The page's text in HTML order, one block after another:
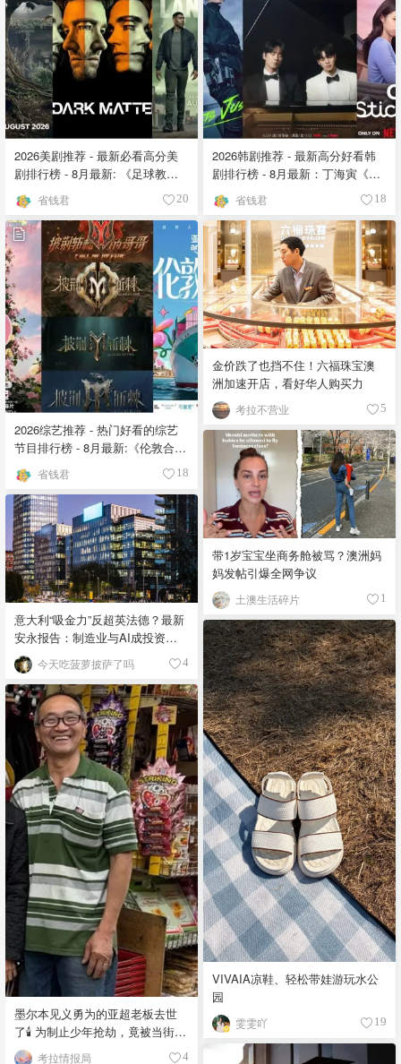
2026美剧推荐 - 最新必看高分美
剧排行榜 - 8月最新: 《​​足球教练
》第四季回归！
省钱君 20
2026韩剧推荐 - 最新高分好看韩
剧排行榜 - 8月最新：丁海寅《我
的荒糖恋爱 》上线❣️
省钱君 18
2026综艺推荐 - 热门好看的综艺
节目排行榜 - 8月最新:《​​伦敦合伙
人》回归啦
省钱君 18
金价跌了也挡不住！六福珠宝澳
洲加速开店，看好华人购买力
考拉不营业 5
带1岁宝宝坐商务舱被骂？澳洲妈
妈发帖引爆全网争议
土澳生活碎片 1
意大利“吸金力”反超英法德？最新
安永报告：制造业与AI成投资新
宠！ 今天吃菠萝披萨了吗 4
VIVAIA凉鞋、轻松带娃游玩水公
园
雯雯吖 19
墨尔本见义勇为的亚超老板去世
了🕯️ 为制止少年抢劫，竟被当街围
殴致死！考拉情报局 4